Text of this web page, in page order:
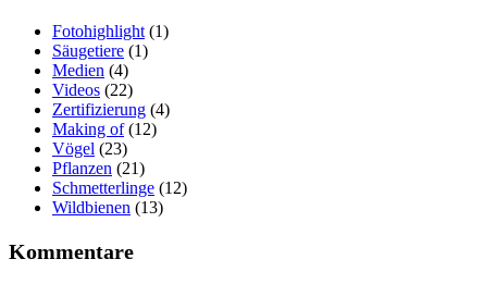
Fotohighlight (1)
Säugetiere (1)
Medien (4)
Videos (22)
Zertifizierung (4)
Making of(12)
Vögel (23)
Pflanzen (21)
Schmetterlinge (12)
Wildbienen (13)
Kommentare